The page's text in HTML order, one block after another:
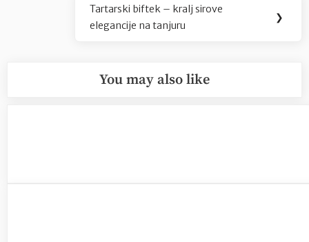
Next
Post:
Tartarski biftek – kralj sirove
elegancije na tanjuru
❯
You may also like